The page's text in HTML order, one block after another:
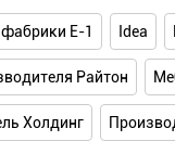
Е-1 Idea
Райтон
Холдинг